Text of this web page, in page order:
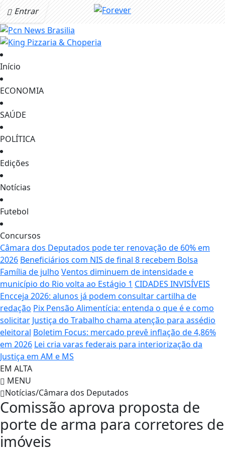
Entrar
Início
ECONOMIA
SAÚDE
POLÍTICA
Edições
Notícias
Futebol
Concursos
Câmara dos Deputados pode ter renovação de 60% em
2026 Beneficiários com NIS de final 8 recebem Bolsa
Família de julho Ventos diminuem de intensidade e
município do Rio volta ao Estágio 1 CIDADES INVISÍVEIS
Encceja 2026: alunos já podem consultar cartilha de
redação Pix Pensão Alimentícia: entenda o que é e como
solicitar Justiça do Trabalho chama atenção para assédio
eleitoral Boletim Focus: mercado prevê inflação de 4,86%
em 2026 Lei cria varas federais para interiorização da
Justiça em AM e MS
EM ALTA
MENU
Notícias/Câmara dos Deputados
Comissão aprova proposta de
porte de arma para corretores de
imóveis